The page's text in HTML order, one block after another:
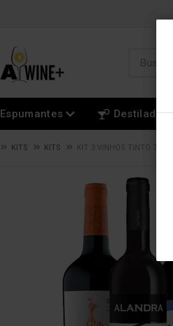
Espumantes Destilados
KITS KITS KIT 3 VINHOS TINTO 750ML